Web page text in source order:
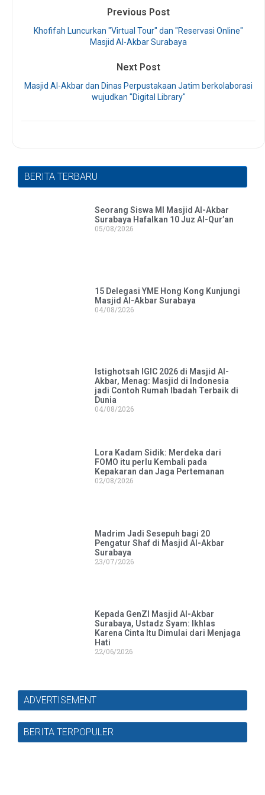
Previous Post
Khofifah Luncurkan "Virtual Tour" dan "Reservasi Online"
Masjid Al-Akbar Surabaya
Next Post
Masjid Al-Akbar dan Dinas Perpustakaan Jatim berkolaborasi
wujudkan "Digital Library"
BERITA TERBARU
Seorang Siswa MI Masjid Al-Akbar
Surabaya Hafalkan 10 Juz Al-Qur’an
05/08/2026
15 Delegasi YME Hong Kong Kunjungi
Masjid Al-Akbar Surabaya
04/08/2026
Istighotsah IGIC 2026 di Masjid Al-
Akbar, Menag: Masjid di Indonesia
jadi Contoh Rumah Ibadah Terbaik di
Dunia
04/08/2026
Lora Kadam Sidik: Merdeka dari
FOMO itu perlu Kembali pada
Kepakaran dan Jaga Pertemanan
02/08/2026
Madrim Jadi Sesepuh bagi 20
Pengatur Shaf di Masjid Al-Akbar
Surabaya
23/07/2026
Kepada GenZI Masjid Al-Akbar
Surabaya, Ustadz Syam: Ikhlas
Karena Cinta Itu Dimulai dari Menjaga
Hati
22/06/2026
ADVERTISEMENT
BERITA TERPOPULER